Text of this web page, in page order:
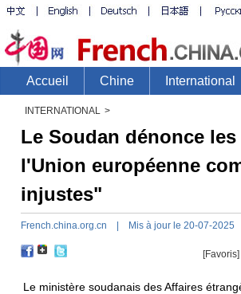
INTERNATIONAL >
Le Soudan dénonce
l'Union européenne
injustes"
French.china.org.cn | Mis à jour le 20-07-2025
[Favoris]
Le ministère soudanais des Affaires